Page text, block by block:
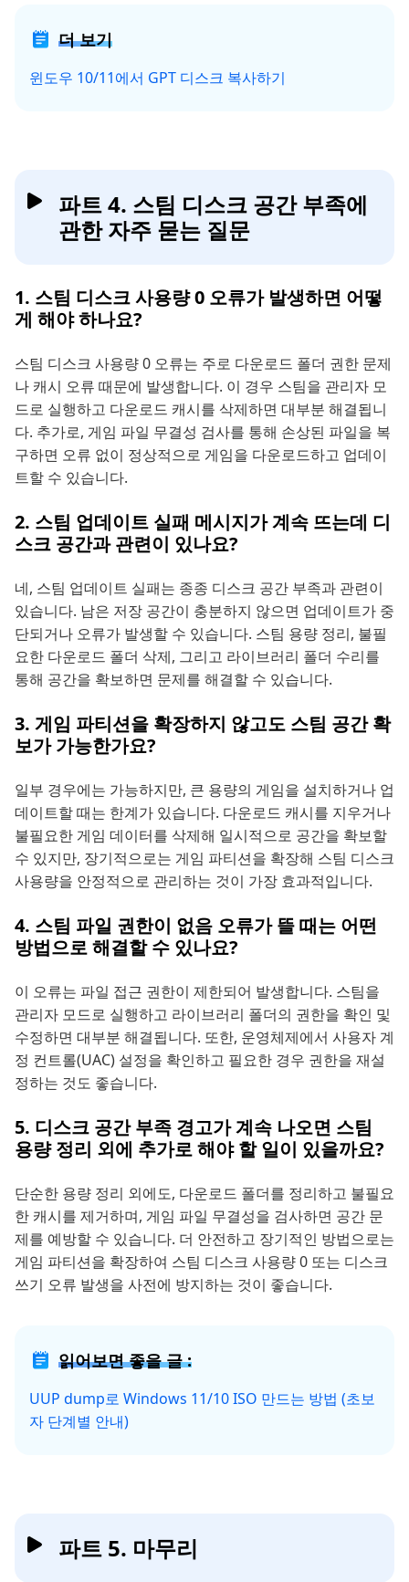
더 보기
윈도우 10/11에서 GPT 디스크 복사하기
파트 4. 스팀 디스크 공간 부족에
관한 자주 묻는 질문
1. 스팀 디스크 사용량 0 오류가 발생하면 어떻
게 해야 하나요?
스팀 디스크 사용량 0 오류는 주로 다운로드 폴더 권한 문제
나 캐시 오류 때문에 발생합니다. 이 경우 스팀을 관리자 모
드로 실행하고 다운로드 캐시를 삭제하면 대부분 해결됩니
다. 추가로, 게임 파일 무결성 검사를 통해 손상된 파일을 복
구하면 오류 없이 정상적으로 게임을 다운로드하고 업데이
트할 수 있습니다.
2. 스팀 업데이트 실패 메시지가 계속 뜨는데 디
스크 공간과 관련이 있나요?
네, 스팀 업데이트 실패는 종종 디스크 공간 부족과 관련이
있습니다. 남은 저장 공간이 충분하지 않으면 업데이트가 중
단되거나 오류가 발생할 수 있습니다. 스팀 용량 정리, 불필
요한 다운로드 폴더 삭제, 그리고 라이브러리 폴더 수리를
통해 공간을 확보하면 문제를 해결할 수 있습니다.
3. 게임 파티션을 확장하지 않고도 스팀 공간 확
보가 가능한가요?
일부 경우에는 가능하지만, 큰 용량의 게임을 설치하거나 업
데이트할 때는 한계가 있습니다. 다운로드 캐시를 지우거나
불필요한 게임 데이터를 삭제해 일시적으로 공간을 확보할
수 있지만, 장기적으로는 게임 파티션을 확장해 스팀 디스크
사용량을 안정적으로 관리하는 것이 가장 효과적입니다.
4. 스팀 파일 권한이 없음 오류가 뜰 때는 어떤
방법으로 해결할 수 있나요?
이 오류는 파일 접근 권한이 제한되어 발생합니다. 스팀을
관리자 모드로 실행하고 라이브러리 폴더의 권한을 확인 및
수정하면 대부분 해결됩니다. 또한, 운영체제에서 사용자 계
정 컨트롤(UAC) 설정을 확인하고 필요한 경우 권한을 재설
정하는 것도 좋습니다.
5. 디스크 공간 부족 경고가 계속 나오면 스팀
용량 정리 외에 추가로 해야 할 일이 있을까요?
단순한 용량 정리 외에도, 다운로드 폴더를 정리하고 불필요
한 캐시를 제거하며, 게임 파일 무결성을 검사하면 공간 문
제를 예방할 수 있습니다. 더 안전하고 장기적인 방법으로는
게임 파티션을 확장하여 스팀 디스크 사용량 0 또는 디스크
쓰기 오류 발생을 사전에 방지하는 것이 좋습니다.
읽어보면 좋을 글 :
UUP dump로 Windows 11/10 ISO 만드는 방법 (초보
자 단계별 안내)
파트 5. 마무리